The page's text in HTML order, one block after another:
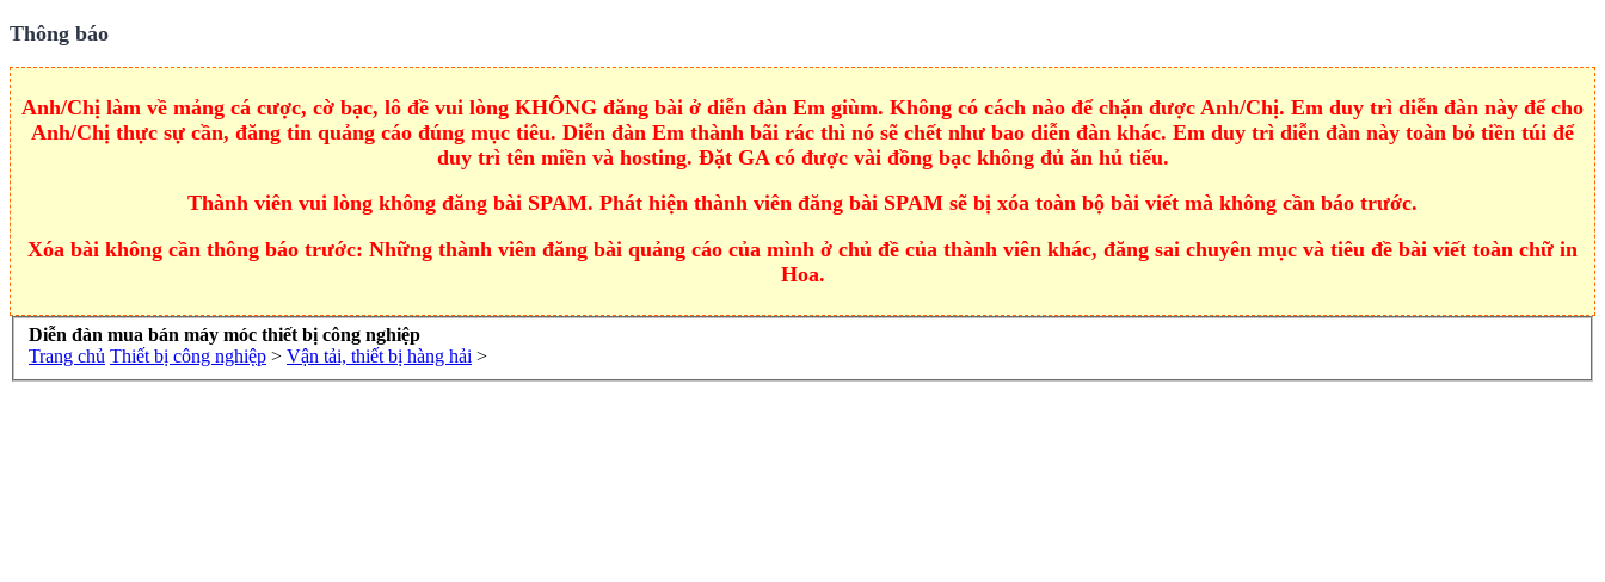
Thông báo
Anh/Chị làm về mảng cá cược, cờ bạc, lô đề vui lòng KHÔNG đăng bài ở diễn đàn Em giùm. Không có cách nào để chặn được Anh/Chị. Em duy trì diễn đàn này để cho
Anh/Chị thực sự cần, đăng tin quảng cáo đúng mục tiêu. Diễn đàn Em thành bãi rác thì nó sẽ chết như bao diễn đàn khác. Em duy trì diễn đàn này toàn bỏ tiền túi để
duy trì tên miền và hosting. Đặt GA có được vài đồng bạc không đủ ăn hủ tiếu.
Thành viên vui lòng không đăng bài SPAM. Phát hiện thành viên đăng bài SPAM sẽ bị xóa toàn bộ bài viết mà không cần báo trước.
Xóa bài không cần thông báo trước: Những thành viên đăng bài quảng cáo của mình ở chủ đề của thành viên khác, đăng sai chuyên mục và tiêu đề bài viết toàn chữ in
Hoa.
Diễn đàn mua bán máy móc thiết bị công nghiệp
Trang chủ Thiết bị công nghiệp > Vận tải, thiết bị hàng hải >